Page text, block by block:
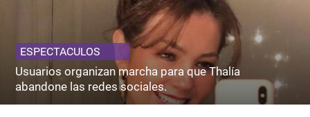
ESPECTACULOS
Usuarios organizan marcha para que Thalía
abandone las redes sociales.